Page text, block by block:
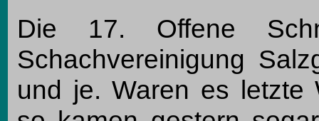
Die 17. Offene
Schachvereinigung
und je. Waren es letzte